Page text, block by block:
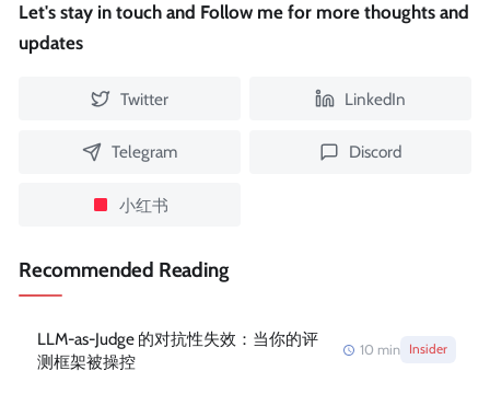
Let's stay in touch and Follow me for more thoughts and
updates
Twitter LinkedIn
Telegram Discord
小红书
Recommended Reading
LLM-as-Judge 的对抗性失效：当你的评
测框架被操控
10 min Insider